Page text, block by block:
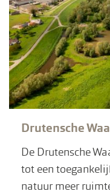
Drutensche
De Drutensche
tot een
natuur meer